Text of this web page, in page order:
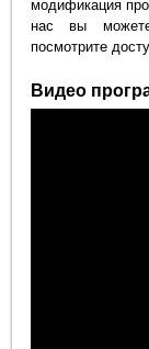
модификация
нас вы
посмотрите
Видео